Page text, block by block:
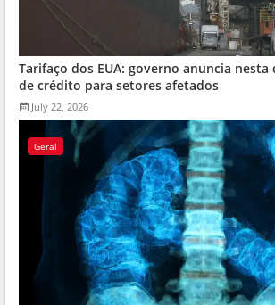
Tarifaço dos EUA: governo anuncia
de crédito para setores afetados
July 22, 2026
Geral